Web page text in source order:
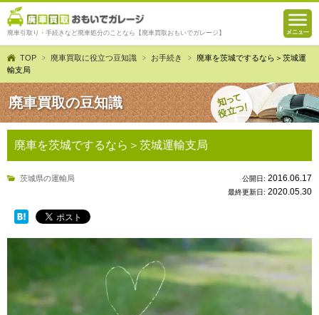
廃車引取り・手続きなど廃車処分のことなら【廃車買取おもいでガレージ】
TOP 廃車買取に役立つ豆知識 お手続き
廃車を茨城でするなら＞茨城運
輸支局
廃車買取の豆知識
廃車を茨城でするなら＞茨城運輸支局
茨城県の運輸局 公開日: 2016.06.17
最終更新日: 2020.05.30